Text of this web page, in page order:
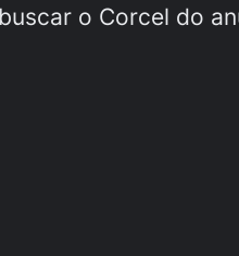
o Corcel do